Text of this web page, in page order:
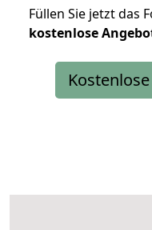
Füllen Sie jetzt das
kostenlose